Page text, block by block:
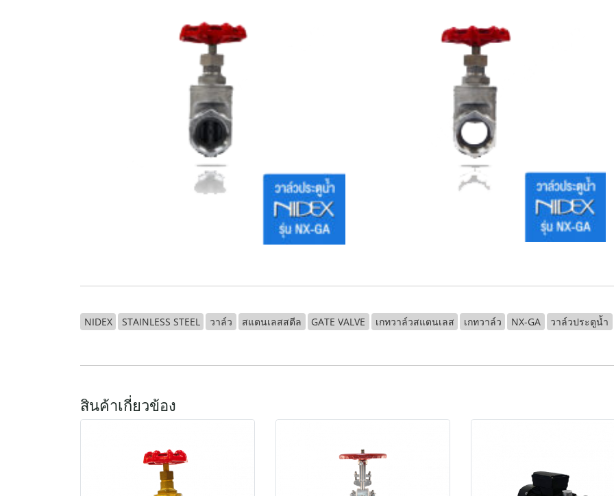
NIDEX STAINLESS STEEL วาล์ว สแตนเลสสตีล GATE VALVE เกทวาล์วสแตนเลส เกทวาล์ว NX-GA วาล์วประตูน้ำ
สินค้าเกี่ยวข้อง